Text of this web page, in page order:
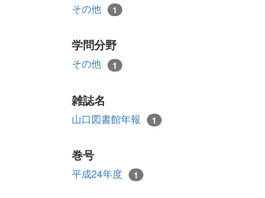
その他 1
学問分野
その他 1
雑誌名
山口図書館年報 1
巻号
平成24年度 1